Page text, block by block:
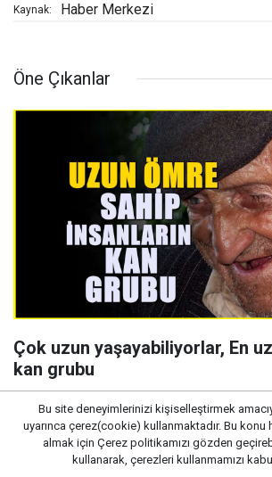
Kaynak: Haber Merkezi
Öne Çıkanlar
Çok uzun yaşayabiliyorlar, En
kan grubu
Bu site deneyimlerinizi kişiselleştirmek
uyarınca çerez(cookie) kullanmaktadır. Bu konu
almak için Çerez politikamızı gözden
kullanarak, çerezleri kullanmamızı